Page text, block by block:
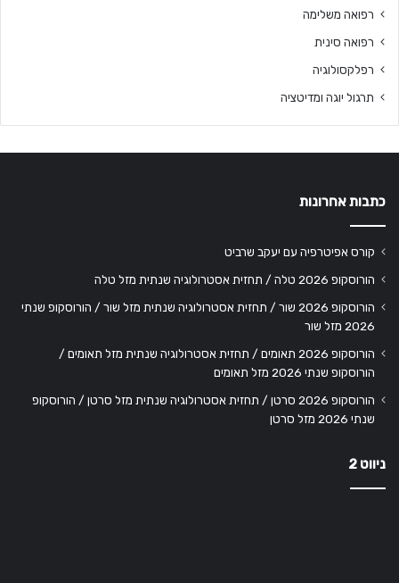
רפואה משלימה
רפואה סינית
רפלקסולוגיה
תרגול יוגה ומדיטציה
כתבות אחרונות
קורס אפיטרפיה עם יעקב שרביט
הורוסקופ 2026 טלה / תחזית אסטרולוגיה שנתית מזל טלה
הורוסקופ 2026 שור / תחזית אסטרולוגיה שנתית מזל שור / הורוסקופ שנתי
2026 מזל שור
הורוסקופ 2026 תאומים / תחזית אסטרולוגיה שנתית מזל תאומים /
הורוסקופ שנתי 2026 מזל תאומים
הורוסקופ 2026 סרטן / תחזית אסטרולוגיה שנתית מזל סרטן / הורוסקופ
שנתי 2026 מזל סרטן
ניווט 2